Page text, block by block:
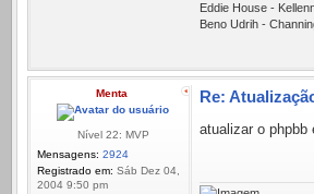
Eddie House -
Beno Udrih -
Menta
Nível 22: MVP
Mensagens: 2924
Registrado em: Sáb Dez 04,
2004 9:50 pm
Re:
atualizar o phpbb